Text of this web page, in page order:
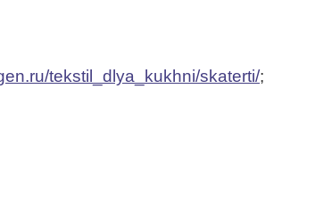
tekstil_dlya_kukhni/skaterti/;